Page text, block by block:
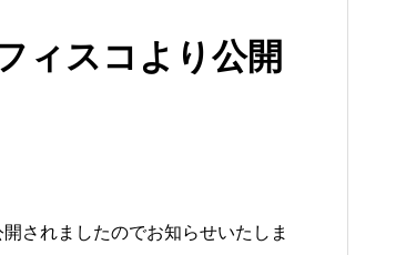
ィスコより公開
されましたのでお知らせいたしま